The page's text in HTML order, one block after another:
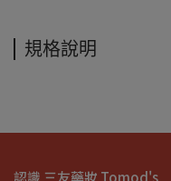
規格說明